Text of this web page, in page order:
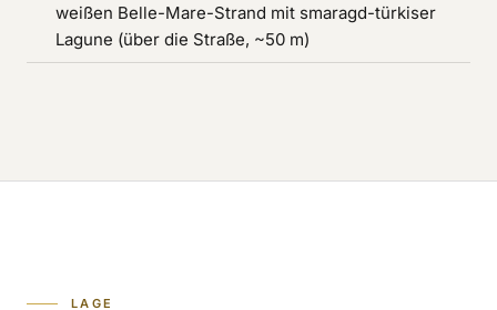
weißen Belle-Mare-Strand mit smaragd-türkiser
Lagune (über die Straße, ~50 m)
LAGE